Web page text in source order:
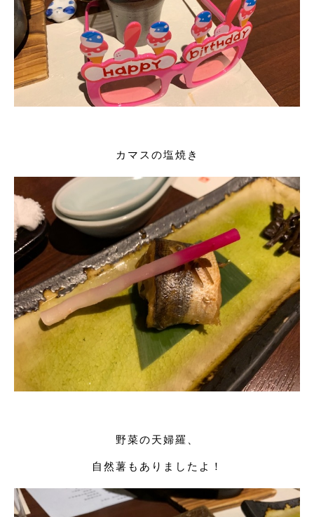
カマスの塩焼き
野菜の天婦羅、
自然薯もありましたよ！